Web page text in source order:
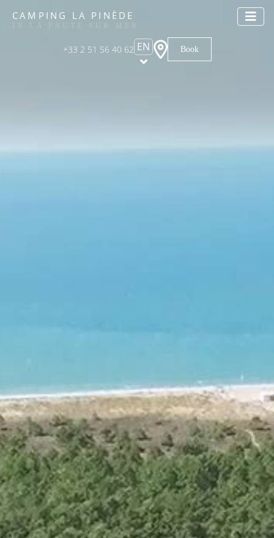
CAMPING LA PINÈDE
IN LA FAUTE SUR MER
+33 2 51 56 40 62 EN Book